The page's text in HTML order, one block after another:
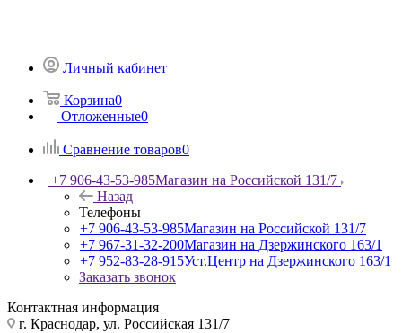
Личный кабинет
Корзина0
Отложенные0
Сравнение товаров0
+7 906-43-53-985Магазин на Российской 131/7
Назад
Телефоны
+7 906-43-53-985Магазин на Российской 131/7
+7 967-31-32-200Магазин на Дзержинского 163/1
+7 952-83-28-915Уст.Центр на Дзержинского 163/1
Заказать звонок
Контактная информация
г. Краснодар, ул. Российская 131/7